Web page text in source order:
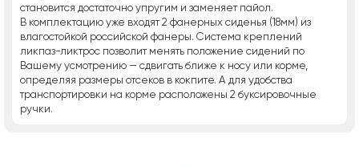
становится достаточно упругим и заменяет пайол.
В комплектацию уже входят 2 фанерных сиденья (18мм) из
влагостойкой российской фанеры. Система креплений
ликпаз-ликтрос позволит менять положение сидений по
Вашему усмотрению — сдвигать ближе к носу или корме,
определяя размеры отсеков в кокпите. А для удобства
транспортировки на корме расположены 2 буксировочные
ручки.